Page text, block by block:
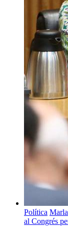
Política
al Congrés